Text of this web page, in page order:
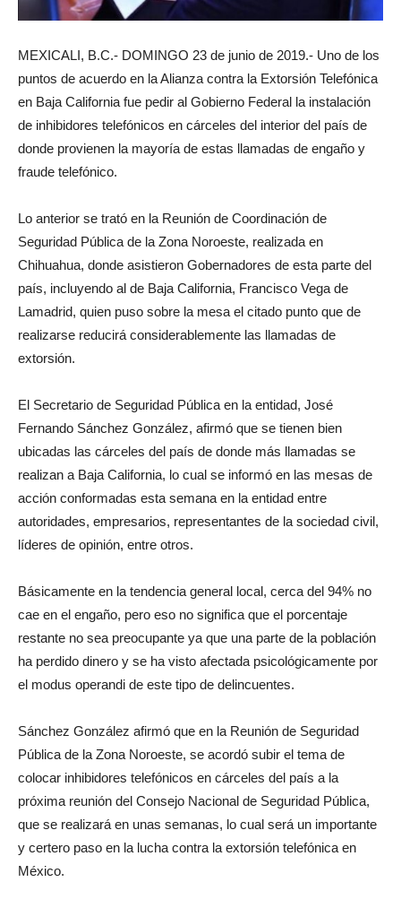
MEXICALI, B.C.- DOMINGO 23 de junio de 2019.- Uno de los
puntos de acuerdo en la Alianza contra la Extorsión Telefónica
en Baja California fue pedir al Gobierno Federal la instalación
de inhibidores telefónicos en cárceles del interior del país de
donde provienen la mayoría de estas llamadas de engaño y
fraude telefónico.
Lo anterior se trató en la Reunión de Coordinación de
Seguridad Pública de la Zona Noroeste, realizada en
Chihuahua, donde asistieron Gobernadores de esta parte del
país, incluyendo al de Baja California, Francisco Vega de
Lamadrid, quien puso sobre la mesa el citado punto que de
realizarse reducirá considerablemente las llamadas de
extorsión.
El Secretario de Seguridad Pública en la entidad, José
Fernando Sánchez González, afirmó que se tienen bien
ubicadas las cárceles del país de donde más llamadas se
realizan a Baja California, lo cual se informó en las mesas de
acción conformadas esta semana en la entidad entre
autoridades, empresarios, representantes de la sociedad civil,
líderes de opinión, entre otros.
Básicamente en la tendencia general local, cerca del 94% no
cae en el engaño, pero eso no significa que el porcentaje
restante no sea preocupante ya que una parte de la población
ha perdido dinero y se ha visto afectada psicológicamente por
el modus operandi de este tipo de delincuentes.
Sánchez González afirmó que en la Reunión de Seguridad
Pública de la Zona Noroeste, se acordó subir el tema de
colocar inhibidores telefónicos en cárceles del país a la
próxima reunión del Consejo Nacional de Seguridad Pública,
que se realizará en unas semanas, lo cual será un importante
y certero paso en la lucha contra la extorsión telefónica en
México.